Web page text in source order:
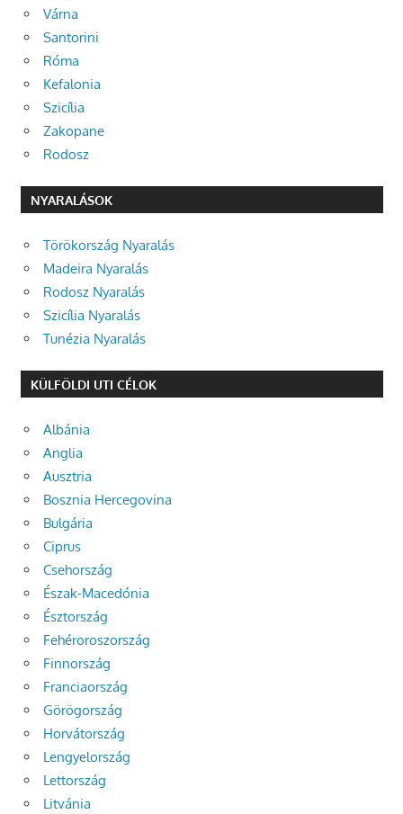
Várna
Santorini
Róma
Kefalonia
Szicília
Zakopane
Rodosz
NYARALÁSOK
Törökország Nyaralás
Madeira Nyaralás
Rodosz Nyaralás
Szicília Nyaralás
Tunézia Nyaralás
KÜLFÖLDI UTI CÉLOK
Albánia
Anglia
Ausztria
Bosznia Hercegovina
Bulgária
Ciprus
Csehország
Észak-Macedónia
Észtország
Fehéroroszország
Finnország
Franciaország
Görögország
Horvátország
Lengyelország
Lettország
Litvánia